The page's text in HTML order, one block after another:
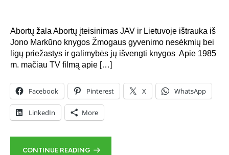
Abortų žala Abortų įteisinimas JAV ir Lietuvoje ištrauka iš
Jono Markūno knygos Žmogaus gyvenimo nesėkmių bei
ligų priežastys ir galimybės jų išvengti knygos Apie 1985
m. mačiau TV filmą apie […]
Facebook Pinterest X WhatsApp
LinkedIn More
CONTINUE READING